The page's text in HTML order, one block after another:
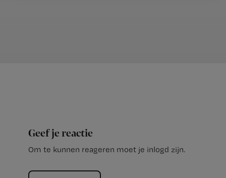
Geef je reactie
Om te kunnen reageren moet je inlogd zijn.